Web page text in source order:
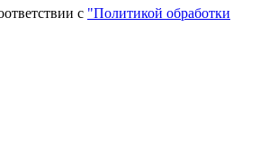
с "Политикой обработки